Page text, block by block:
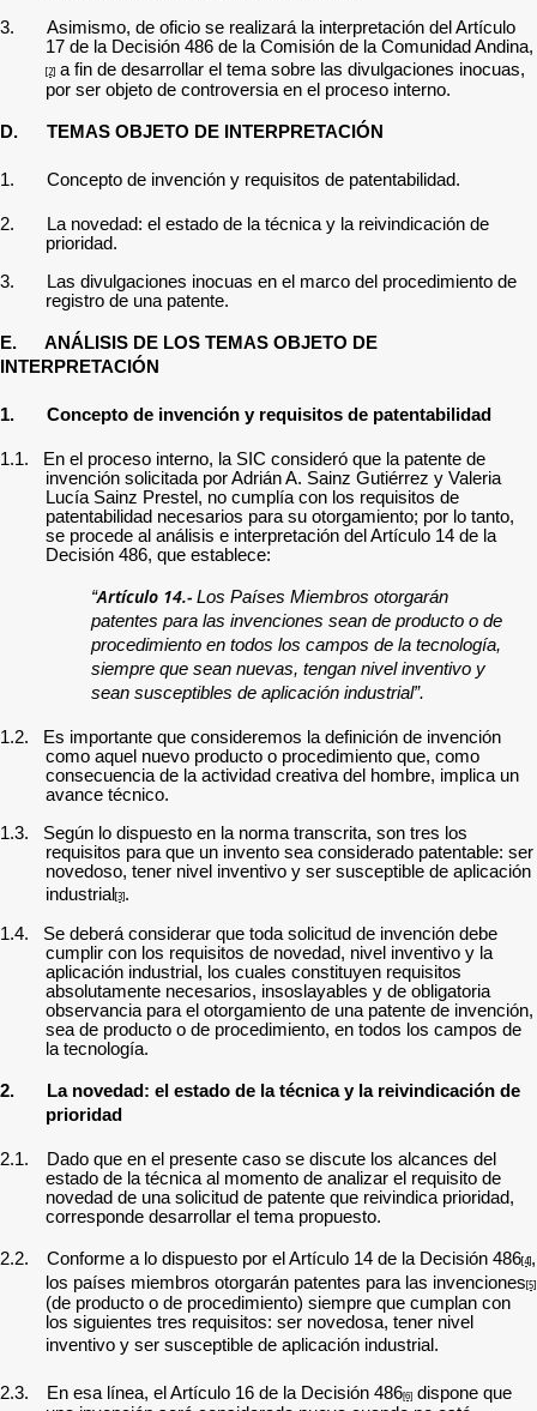
3.
Asimismo, de oficio se realizará la interpretación del Artículo
17 de la Decisión 486 de la Comisión de la Comunidad Andina,
[2]a fin de desarrollar el tema sobre las divulgaciones inocuas,
por ser objeto de controversia en el proceso interno.
D. TEMAS OBJETO DE INTERPRETACIÓN
1. Concepto de invención y requisitos de patentabilidad.
2.
La novedad: el estado de la técnica y la reivindicación de
prioridad.
3.
Las divulgaciones inocuas en el marco del procedimiento de
registro de una patente.
E. ANÁLISIS DE LOS TEMAS OBJETO DE
INTERPRETACIÓN
1. Concepto de invención y requisitos de patentabilidad
1.1.
En el proceso interno, la SIC consideró que la patente de
invención solicitada porAdrián A. Sainz Gutiérrez y Valeria
Lucía Sainz Prestel, no cumplía con los requisitos de
patentabilidad necesarios para su otorgamiento; por lo tanto,
se procede al análisis e interpretación del Artículo 14 de la
Decisión 486, que establece:
“Artículo 14.-Los Países Miembros otorgarán
patentes para las invenciones sean de producto o de
procedimiento en todos los campos de la tecnología,
siempre que sean nuevas, tengan nivel inventivo y
sean susceptibles de aplicación industrial”.
1.2.
Es importante que consideremos la definición de invención
como aquel nuevo producto o procedimiento que, como
consecuencia de la actividad creativa del hombre, implica un
avance técnico.
1.3.
Según lo dispuesto en la norma transcrita, son tres los
requisitos para que un invento sea considerado patentable: ser
novedoso, tener nivel inventivo y ser susceptible de aplicación
industrial [3].
1.4.
Se deberá considerar que toda solicitud de invención debe
cumplir con los requisitos de novedad, nivel inventivo y la
aplicación industrial, los cuales constituyen requisitos
absolutamente necesarios, insoslayables y de obligatoria
observancia para el otorgamiento de una patente de invención,
sea de producto o de procedimiento, en todos los campos de
la tecnología.
2.
La novedad: el estado de la técnica y la reivindicación de
prioridad
2.1.
Dado que en el presente caso se discute los alcances del
estado de la técnica al momento de analizar el requisito de
novedad de una solicitud de patente que reivindica prioridad,
corresponde desarrollar el tema propuesto.
2.2. Conforme a lo dispuesto por el Artículo 14 de la Decisión 486[4],
los países miembros otorgarán patentes para las invenciones[5]
(de producto o de procedimiento) siempre que cumplan con
los siguientes tres requisitos: ser novedosa, tener nivel
inventivo y ser susceptible de aplicación industrial.
2.3. En esa línea, el Artículo 16 de la Decisión 486[6] dispone que